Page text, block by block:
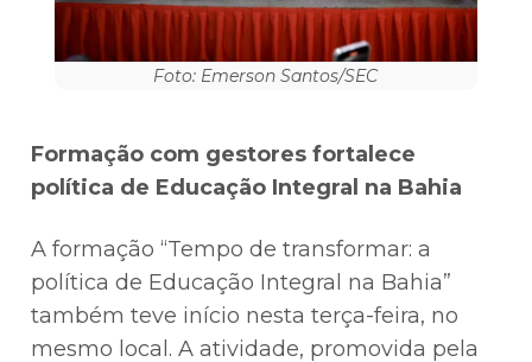
Foto: Emerson Santos/SEC
Formação com gestores fortalece
política de Educação Integral na Bahia
A formação “Tempo de transformar: a
política de Educação Integral na Bahia”
também teve início nesta terça-feira, no
mesmo local. A atividade, promovida pela